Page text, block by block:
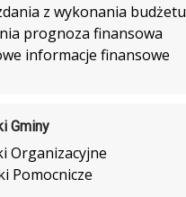
z wykonania budżetu
prognoza finansowa
informacje finansowe
Gminy
Organizacyjne
Pomocnicze